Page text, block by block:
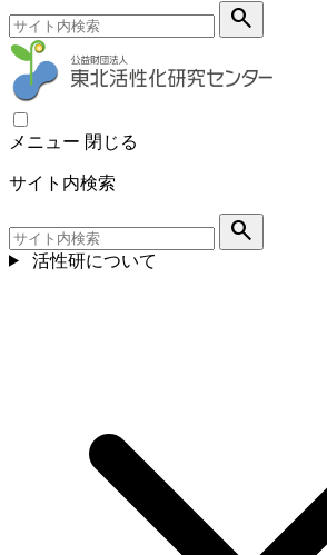
search
メニュー 閉じる
サイト内検索
search
活性研について